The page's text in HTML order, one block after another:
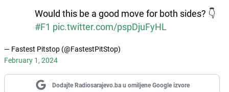
Would this be a good move for both sides? 👇
#F1 pic.twitter.com/pspDjuFyHL
— Fastest Pitstop (@FastestPitStop)
February 1, 2024
Dodajte Radiosarajevo.ba u omiljene Google izvore